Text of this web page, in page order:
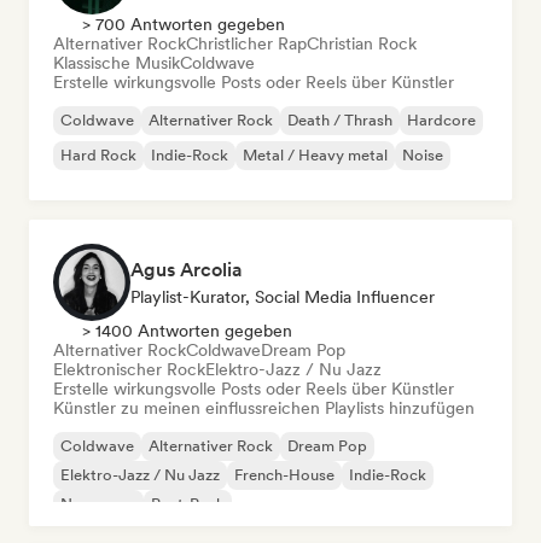
> 700 Antworten gegeben
Alternativer RockChristlicher RapChristian Rock
Klassische MusikColdwave
Erstelle wirkungsvolle Posts oder Reels über Künstler
Coldwave Alternativer Rock Death / Thrash
Hardcore
Hard Rock
Indie-Rock Metal / Heavy metal Noise
Agus Arcolia
Playlist-Kurator, Social Media Influencer
> 1400 Antworten gegeben
Alternativer RockColdwaveDream Pop
Elektronischer RockElektro-Jazz / Nu Jazz
Erstelle wirkungsvolle Posts oder Reels über Künstler
Künstler zu meinen einflussreichen Playlists hinzufügen
Coldwave Alternativer Rock
Dream Pop
Elektro-Jazz / Nu Jazz
French-House
Indie-Rock
New wave
Post-Punk